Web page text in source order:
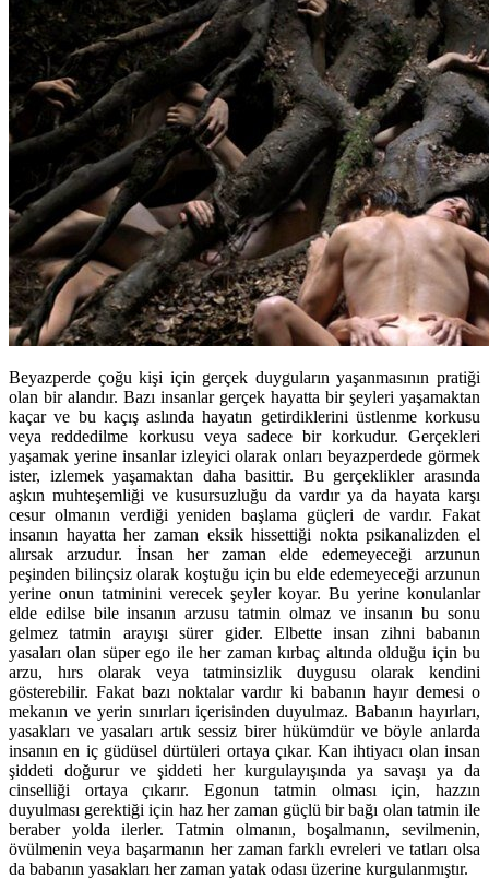
Beyazperde çoğu kişi için gerçek duyguların yaşanmasının pratiği
olan bir alandır. Bazı insanlar gerçek hayatta bir şeyleri yaşamaktan
kaçar ve bu kaçış aslında hayatın getirdiklerini üstlenme korkusu
veya reddedilme korkusu veya sadece bir korkudur. Gerçekleri
yaşamak yerine insanlar izleyici olarak onları beyazperdede görmek
ister, izlemek yaşamaktan daha basittir. Bu gerçeklikler arasında
aşkın muhteşemliği ve kusursuzluğu da vardır ya da hayata karşı
cesur olmanın verdiği yeniden başlama güçleri de vardır. Fakat
insanın hayatta her zaman eksik hissettiği nokta psikanalizden el
alırsak arzudur. İnsan her zaman elde edemeyeceği arzunun
peşinden bilinçsiz olarak koştuğu için bu elde edemeyeceği arzunun
yerine onun tatminini verecek şeyler koyar. Bu yerine konulanlar
elde edilse bile insanın arzusu tatmin olmaz ve insanın bu sonu
gelmez tatmin arayışı sürer gider. Elbette insan zihni babanın
yasaları olan süper ego ile her zaman kırbaç altında olduğu için bu
arzu, hırs olarak veya tatminsizlik duygusu olarak kendini
gösterebilir. Fakat bazı noktalar vardır ki babanın hayır demesi o
mekanın ve yerin sınırları içerisinden duyulmaz. Babanın hayırları,
yasakları ve yasaları artık sessiz birer hükümdür ve böyle anlarda
insanın en iç güdüsel dürtüleri ortaya çıkar. Kan ihtiyacı olan insan
şiddeti doğurur ve şiddeti her kurgulayışında ya savaşı ya da
cinselliği ortaya çıkarır. Egonun tatmin olması için, hazzın
duyulması gerektiği için haz her zaman güçlü bir bağı olan tatmin ile
beraber yolda ilerler. Tatmin olmanın, boşalmanın, sevilmenin,
övülmenin veya başarmanın her zaman farklı evreleri ve tatları olsa
da babanın yasakları her zaman yatak odası üzerine kurgulanmıştır.